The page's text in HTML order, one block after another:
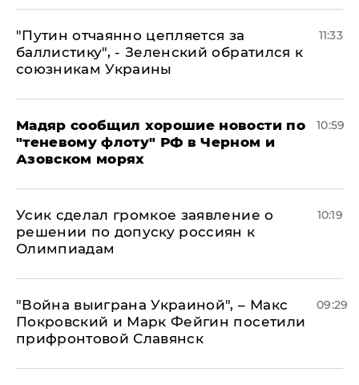
"Путин отчаянно цепляется за
баллистику", - Зеленский обратился к
союзникам Украины
11:33
Мадяр сообщил хорошие новости по
"теневому флоту" РФ в Черном и
Азовском морях
10:59
Усик сделал громкое заявление о
решении по допуску россиян к
Олимпиадам
10:19
"Война выиграна Украиной", – Макс
Покровский и Марк Фейгин посетили
прифронтовой Славянск
09:29